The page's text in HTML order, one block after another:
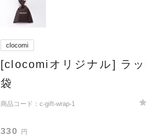
clocomi
[clocomiオリジナル] ラ
袋
商品コード：c-gift-wrap-1
330 円